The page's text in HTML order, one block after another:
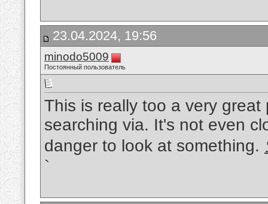
23.04.2024, 19:56
minodo5009
Постоянный пользователь
This is really too a very
searching via. It's not even
danger to look at something.
`